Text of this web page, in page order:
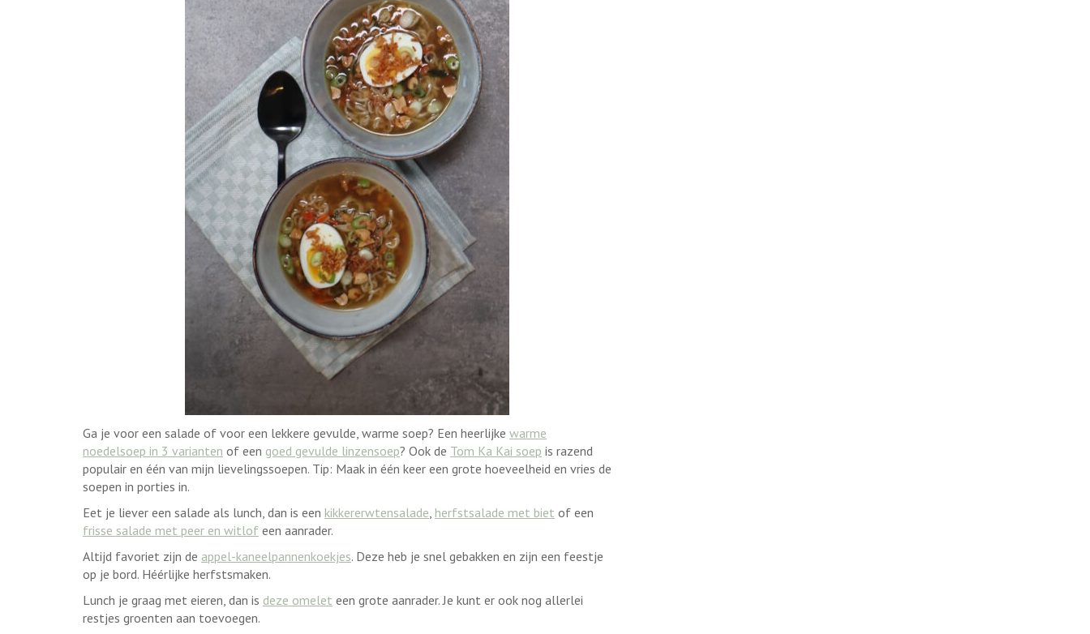
Ga je voor een salade of voor een lekkere gevulde, warme soep? Een heerlijke warme
noedelsoep in 3 varianten of een goed gevulde linzensoep? Ook de Tom Ka Kai soep is razend
populair en één van mijn lievelingssoepen. Tip: Maak in één keer een grote hoeveelheid en vries de
soepen in porties in.
Eet je liever een salade als lunch, dan is een kikkererwtensalade herfstsalade met biet of een
frisse salade met peer en witlof een aanrader.
Altijd favoriet zijn de appel-kaneelpannenkoekjes. Deze heb je snel gebakken en zijn een feestje
op je bord. Héérlijke herfstsmaken.
Lunch je graag met eieren, dan is deze omelet een grote aanrader. Je kunt er ook nog allerlei
restjes groenten aan toevoegen.